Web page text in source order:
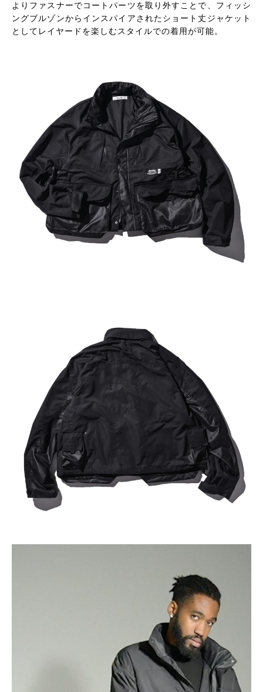
よりファスナーでコートパーツを取り外すことで、フィッシ
ングブルゾンからインスパイアされたショート丈ジャケット
としてレイヤードを楽しむスタイルでの着用が可能。